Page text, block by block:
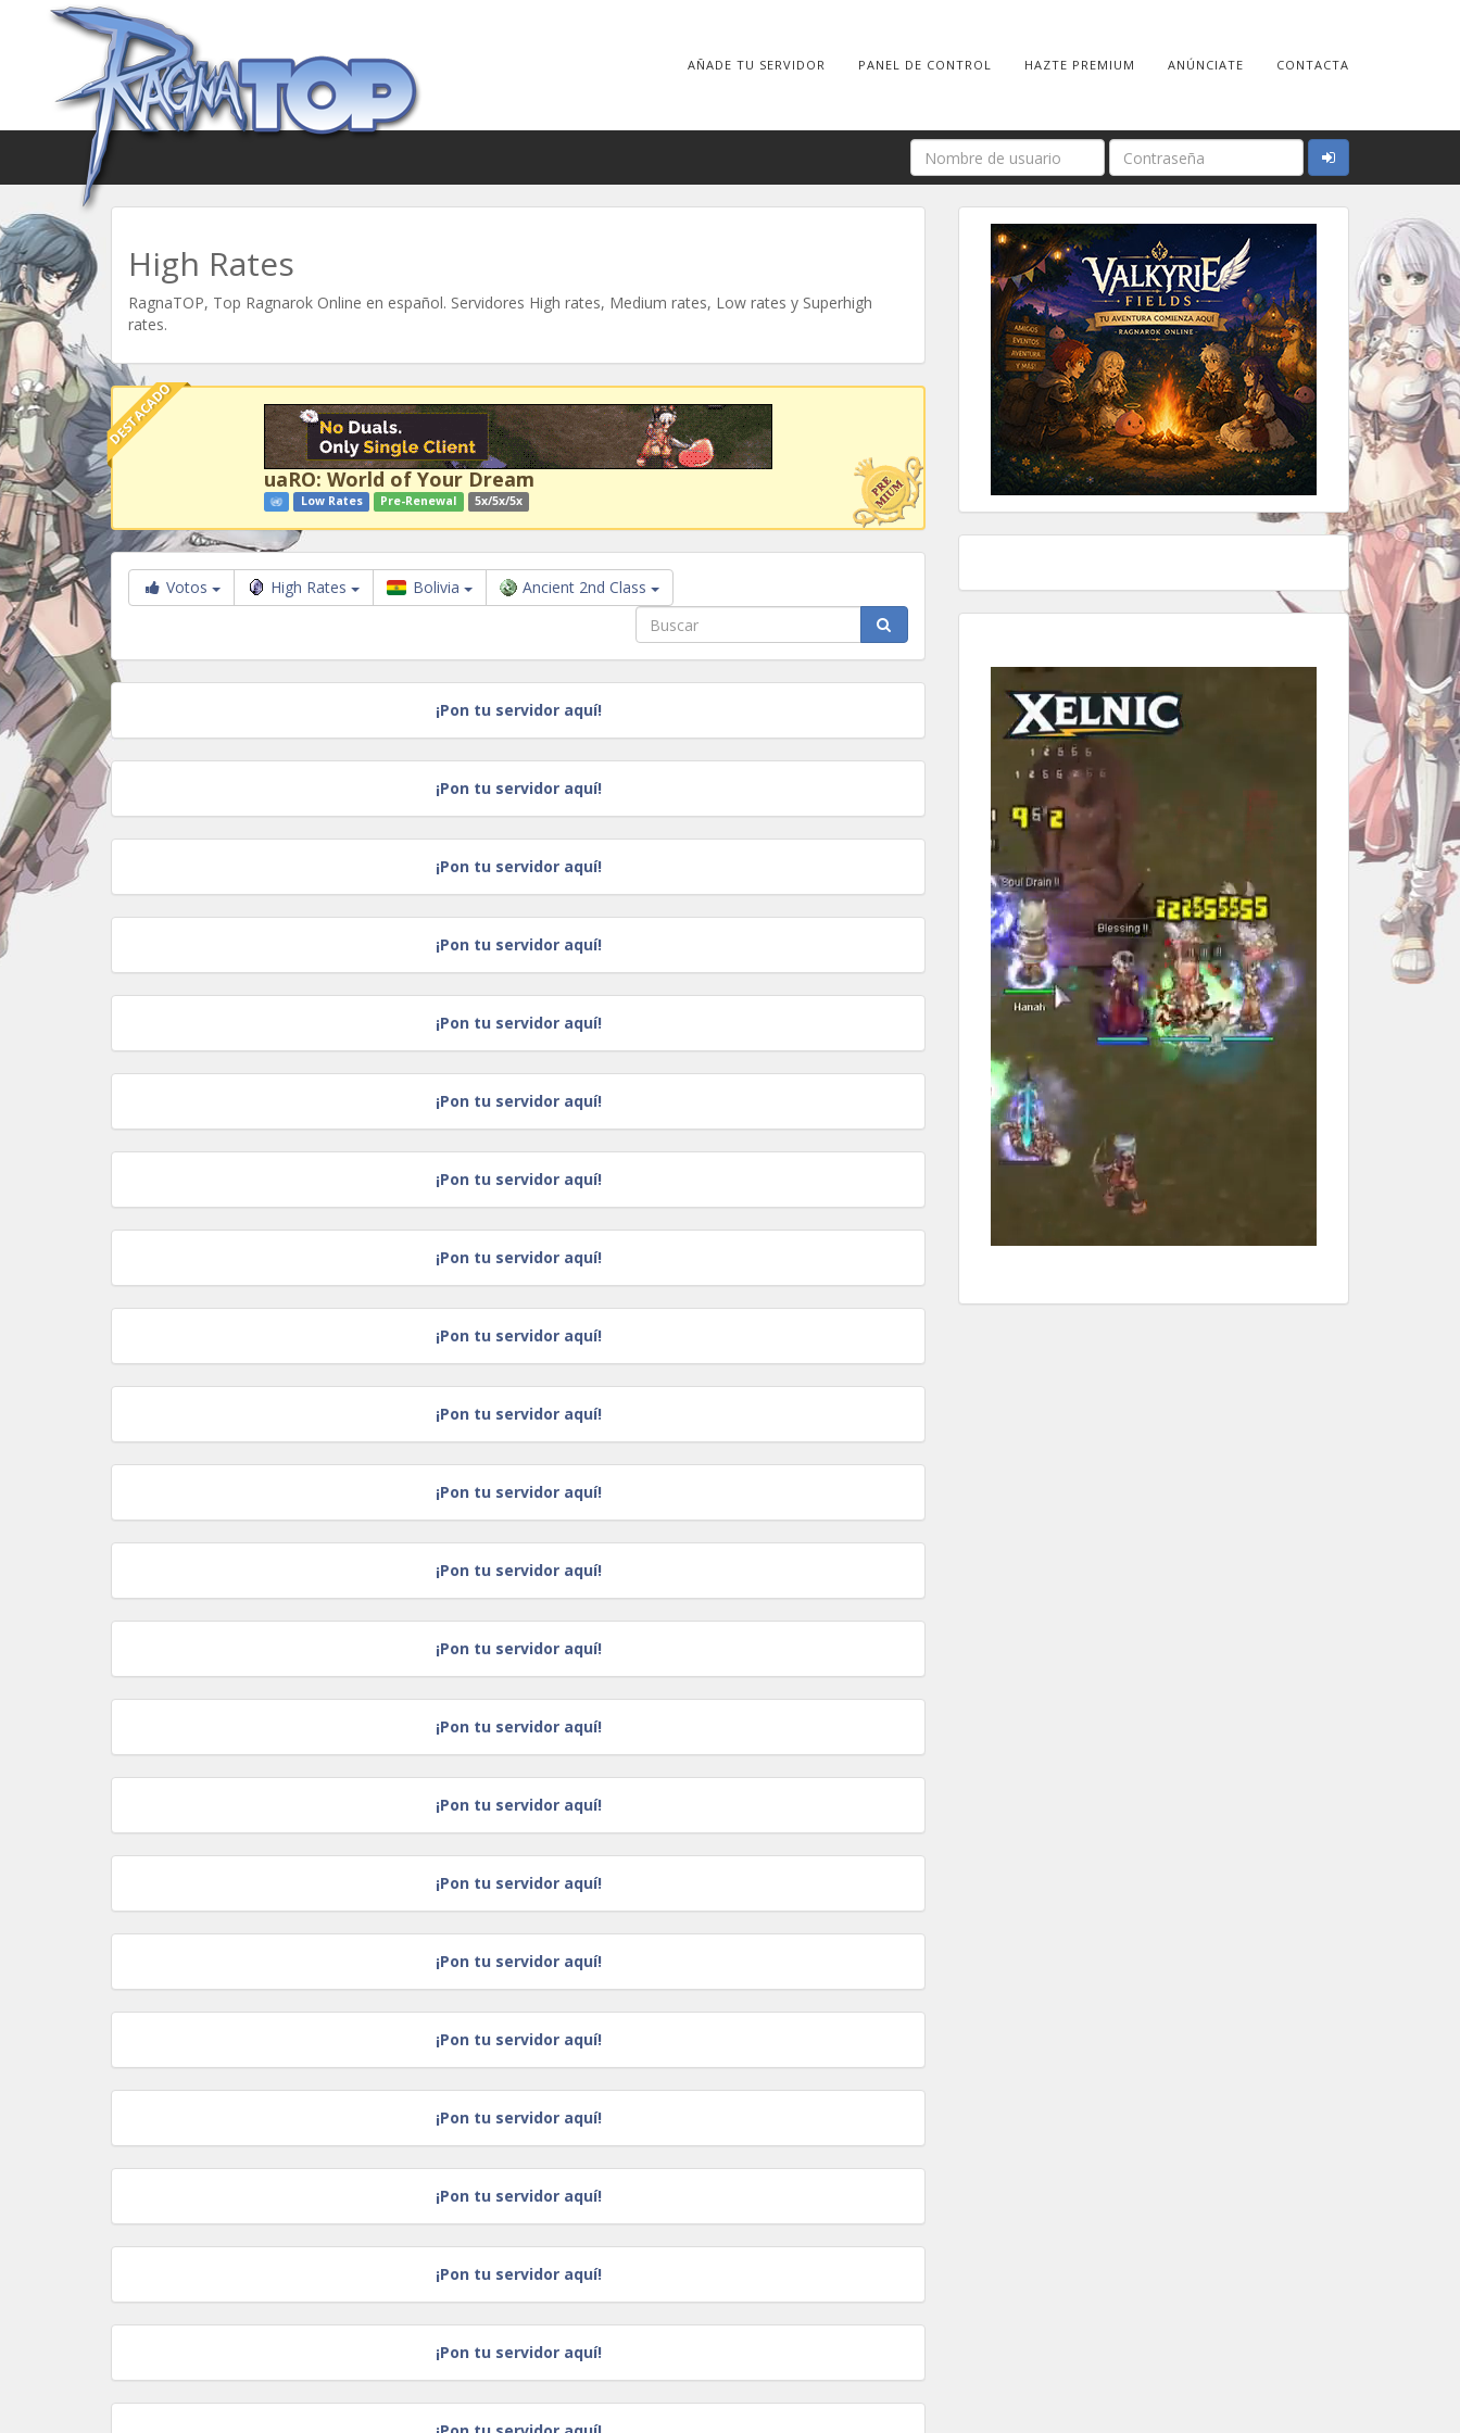
AÑADE TU SERVIDOR PANEL DE CONTROL HAZTE PREMIUM ANÚNCIATE CONTACTA
High Rates
RagnaTOP, Top Ragnarok Online en español. Servidores High rates, Medium rates, Low rates y Superhigh
rates.
DESTACADO
uaRO: World of Your Dream
Low Rates Pre-Renewal 5x/5x/5x
Votos High Rates Bolivia Ancient 2nd Class
¡Pon tu servidor aquí!
¡Pon tu servidor aquí!
¡Pon tu servidor aquí!
¡Pon tu servidor aquí!
¡Pon tu servidor aquí!
¡Pon tu servidor aquí!
¡Pon tu servidor aquí!
¡Pon tu servidor aquí!
¡Pon tu servidor aquí!
¡Pon tu servidor aquí!
¡Pon tu servidor aquí!
¡Pon tu servidor aquí!
¡Pon tu servidor aquí!
¡Pon tu servidor aquí!
¡Pon tu servidor aquí!
¡Pon tu servidor aquí!
¡Pon tu servidor aquí!
¡Pon tu servidor aquí!
¡Pon tu servidor aquí!
¡Pon tu servidor aquí!
¡Pon tu servidor aquí!
¡Pon tu servidor aquí!